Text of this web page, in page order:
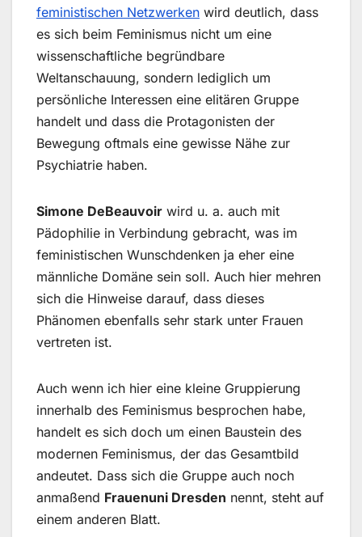
feministischen Netzwerken wird deutlich, dass
es sich beim Feminismus nicht um eine
wissenschaftliche begründbare
Weltanschauung, sondern lediglich um
persönliche Interessen eine elitären Gruppe
handelt und dass die Protagonisten der
Bewegung oftmals eine gewisse Nähe zur
Psychiatrie haben.
Simone DeBeauvoir wird u. a. auch mit
Pädophilie in Verbindung gebracht, was im
feministischen Wunschdenken ja eher eine
männliche Domäne sein soll. Auch hier mehren
sich die Hinweise darauf, dass dieses
Phänomen ebenfalls sehr stark unter Frauen
vertreten ist.
Auch wenn ich hier eine kleine Gruppierung
innerhalb des Feminismus besprochen habe,
handelt es sich doch um einen Baustein des
modernen Feminismus, der das Gesamtbild
andeutet. Dass sich die Gruppe auch noch
anmaßend Frauenuni Dresden nennt, steht auf
einem anderen Blatt.